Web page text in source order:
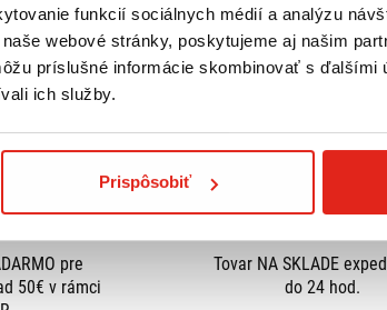
funkcií sociálnych médií a analýzu
webové stránky, poskytujeme aj našim
príslušné informácie skombinovať s ďalšími
ich služby.
Prispôsobiť
pre
50€ v rámci
Tovar NA SKLADE
do 24 hod.